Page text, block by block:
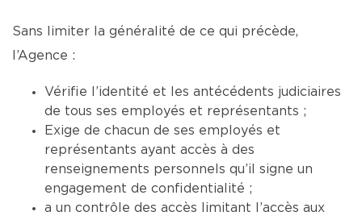
Sans limiter la généralité de ce qui précède,
l’Agence :
Vérifie l’identité et les antécédents judiciaires
de tous ses employés et représentants ;
Exige de chacun de ses employés et
représentants ayant accès à des
renseignements personnels qu’il signe un
engagement de confidentialité ;
a un contrôle des accès limitant l’accès aux